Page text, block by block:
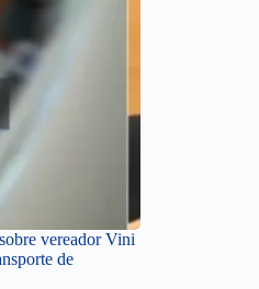
vereador Vini
de